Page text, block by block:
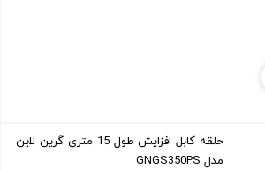
حلقه کابل افزایش طول 15 متری گرین لاین
مدل GNGS350PS